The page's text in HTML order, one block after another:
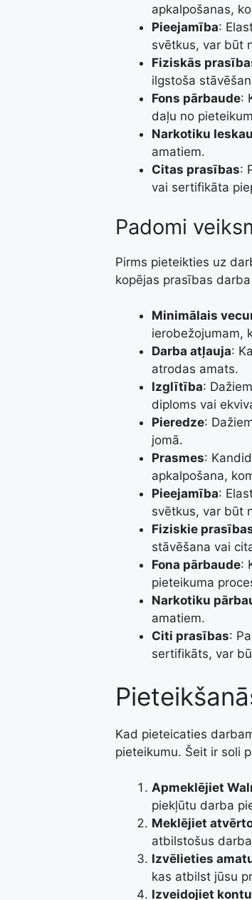
apkalpošanas,
Pieejamība:
svētkus, var būt
Fiziskās
ilgstoša
Fons pārbaude:
daļu no
Narkotiku
amatiem.
Citas prasības:
vai sertifikāta
Padomi
Pirms pieteikties uz
kopējas prasības
Minimālais
ierobežojumam,
Darba atļauja:
atrodas amats.
Izglītība:
diploms vai
Pieredze:
jomā.
Prasmes:
apkalpošana,
Pieejamība:
svētkus, var būt
Fiziskie
stāvēšana vai
Fona pārbaude:
pieteikuma
Narkotiku
amatiem.
Citi prasības:
sertifikāts, var
Kad pieteicaties
pieteikumu. Šeit ir soli
Apmeklējiet
piekļūtu darba
Meklējiet
atbilstošus
Izvēlieties
kas atbilst jūsu
Izveidojiet kontu